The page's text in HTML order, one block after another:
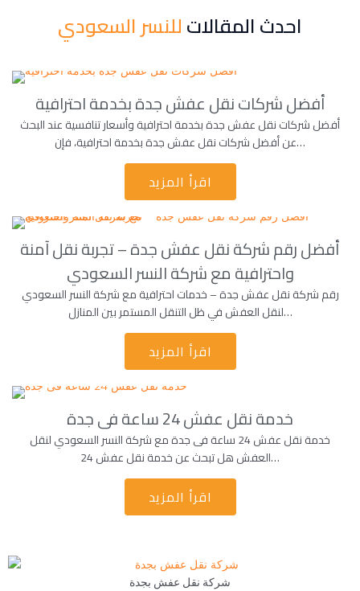
احدث المقالاتللنسر السعودي
أفضل شركات نقل عفش جدة بخدمة احترافية
أفضل شركات نقل عفش جدة بخدمة احترافية وأسعار تنافسية عند البحث
عن أفضل شركات نقل عفش جدة بخدمة احترافية، فإن…
اقرأ المزيد
أفضل رقم شركة نقل عفش جدة – تجربة نقل آمنة
واحترافية مع شركة النسر السعودي
رقم شركة نقل عفش جدة – خدمات احترافية مع شركة النسر السعودي
لنقل العفش في ظل التنقل المستمر بين المنازل…
اقرأ المزيد
خدمة نقل عفش 24 ساعة فى جدة
خدمة نقل عفش 24 ساعة فى جدة مع شركة النسر السعودي لنقل
العفش هل تبحث عن خدمة نقل عفش 24…
اقرأ المزيد
شركة نقل عفش بجدة